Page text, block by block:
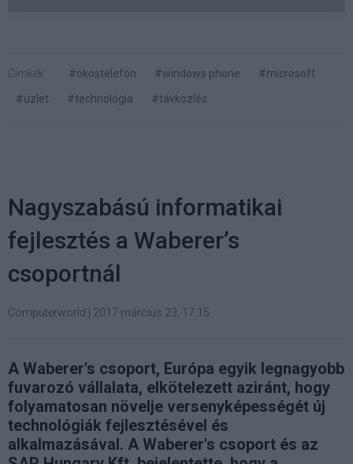
Címkék: #okostelefon #windows phone
#microsoft
#üzlet
#technológia #távközlés
Nagyszabású informatikai
fejlesztés a Waberer’s
csoportnál
Computerworld 2017 március 23. 17:15
A Waberer's csoport, Európa egyik legnagyobb
fuvarozó vállalata, elkötelezett aziránt, hogy
folyamatosan növelje versenyképességét új
technológiák fejlesztésével és
alkalmazásával. A Waberer's csoport és az